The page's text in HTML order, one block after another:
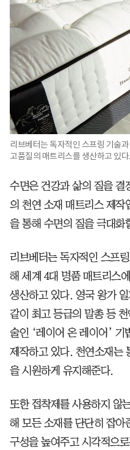
리브베터는 독자적인 스프링 기술
고품질의 매트리스를 생산하고 있
수면은 건강과 삶의 질을 결
의 천연 소재 매트리스 제작
을 통해 수면의 질을 극대화
리브베터는 독자적인 스프
해 세계 4대 명품 매트리스
생산하고 있다. 영국 왕가
같이 최고 등급의 말총 등
술인 ‘레이어 온 레이어’ 기
제작하고 있다. 천연소재는
을 시원하게 유지해준다.
또한 접착제를 사용하지 않
해 모든 소재를 단단히 잡아
구성을 높여주고 시각적으